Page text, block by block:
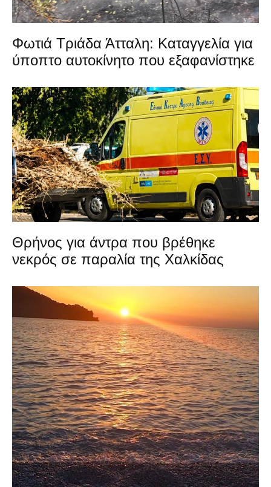
Φωτιά Τριάδα Άτταλη: Καταγγελία για
ύποπτο αυτοκίνητο που εξαφανίστηκε
Θρήνος για άντρα που βρέθηκε
νεκρός σε παραλία της Χαλκίδας